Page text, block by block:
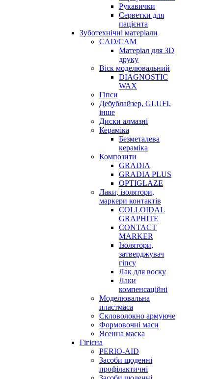
Рукавички
Серветки для
пацієнта
Зуботехнічні матеріали
CAD/CAM
Матеріал для 3D
друку
Віск моделювальний
DIAGNOSTIC
WAX
Гіпси
Дебублайзер, GLUFI,
інше
Диски алмазні
Кераміка
Безметалева
кераміка
Композити
GRADIA
GRADIA PLUS
OPTIGLAZE
Лаки, ізолятори,
маркери контактів
COLLOIDAL
GRAPHITE
CONTACT
MARKER
Ізолятори,
затверджувач
гіпсу
Лак для воску
Лаки
компенсаційні
Моделювальна
пластмаса
Скловолокно армуюче
Формовочні маси
Ясенна маска
Гігієна
PERIO-AID
Засоби щоденні
профілактичні